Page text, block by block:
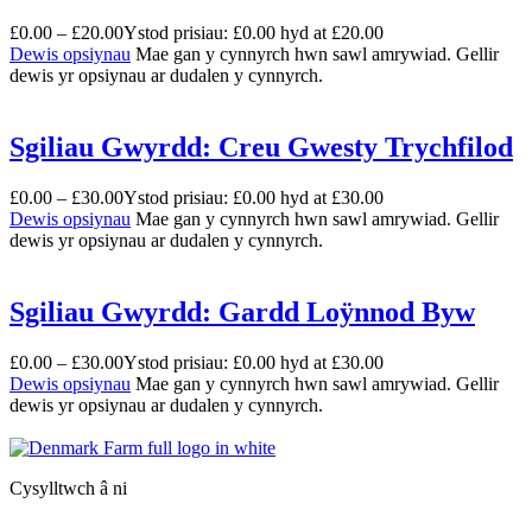
£0.00 – £20.00Ystod prisiau: £0.00 hyd at £20.00
Dewis opsiynau Mae gan y cynnyrch hwn sawl amrywiad. Gellir
dewis yr opsiynau ar dudalen y cynnyrch.
Sgiliau Gwyrdd: Creu Gwesty Trychfilod
£0.00 – £30.00Ystod prisiau: £0.00 hyd at £30.00
Dewis opsiynau Mae gan y cynnyrch hwn sawl amrywiad. Gellir
dewis yr opsiynau ar dudalen y cynnyrch.
Sgiliau Gwyrdd: Gardd Loÿnnod Byw
£0.00 – £30.00Ystod prisiau: £0.00 hyd at £30.00
Dewis opsiynau Mae gan y cynnyrch hwn sawl amrywiad. Gellir
dewis yr opsiynau ar dudalen y cynnyrch.
Cysylltwch â ni